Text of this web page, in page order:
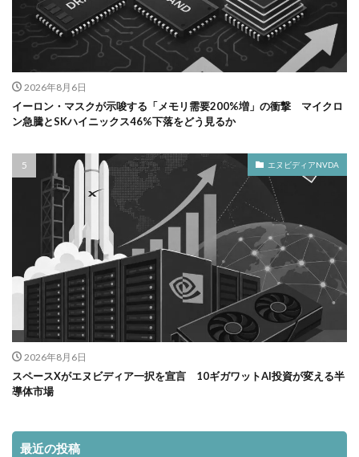
2026年8月6日
イーロン・マスクが示唆する「メモリ需要200%増」の衝撃 マイクロ
ン急騰とSKハイニックス46%下落をどう見るか
エヌビディアNVDA
2026年8月6日
スペースXがエヌビディア一択を宣言 10ギガワットAI投資が変える半
導体市場
最近の投稿